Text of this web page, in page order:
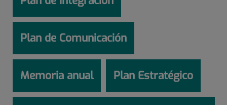
Plan de Comunicación
Memoria anual Plan Estratégico